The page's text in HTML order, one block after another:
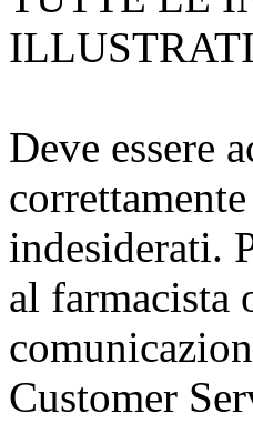
Deve essere
indesiderati.
al farmacista
Customer